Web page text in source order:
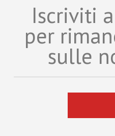
Iscriviti
per
sulle